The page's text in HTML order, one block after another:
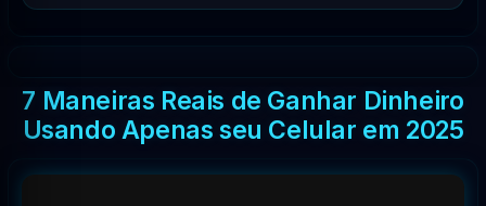
7 Maneiras Reais de Ganhar Dinheiro
Usando Apenas seu Celular em 2025